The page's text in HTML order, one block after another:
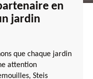
en
jardin
que chaque jardin
attention
Steis